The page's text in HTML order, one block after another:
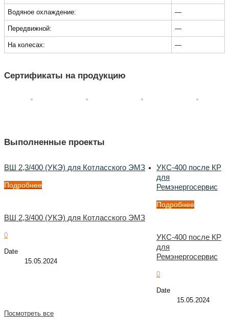
Водяное охлаждение: —
Передвижной: —
На колесах: —
Сертификаты на продукцию
Выполненные проекты
ВШ 2,3/400 (УКЭ) для Котласского ЭМЗ
Подробнее
ВШ 2,3/400 (УКЭ) для Котласского ЭМЗ
0
Date
15.05.2024
УКС-400 после КР
для
Ремэнергосервис
Подробнее
УКС-400 после КР
для
Ремэнергосервис
0
Date
15.05.2024
Посмотреть все